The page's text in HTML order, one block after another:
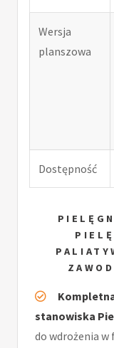
Wersja
planszowa
Dostępność
stanowiska
do wdrożenia w